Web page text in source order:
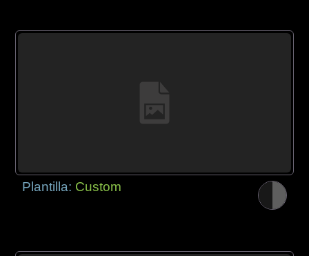
Plantilla: Custom